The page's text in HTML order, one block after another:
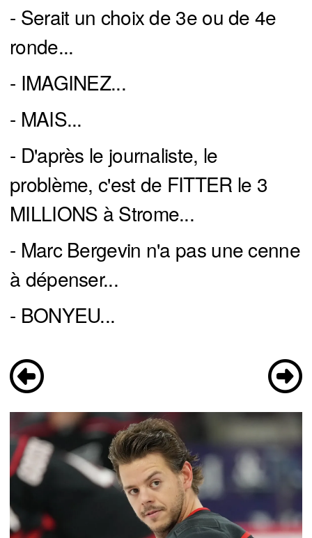
- Serait un choix de 3e ou de 4e
ronde...
- IMAGINEZ...
- MAIS...
- D'après le journaliste, le
problème, c'est de FITTER le 3
MILLIONS à Strome...
- Marc Bergevin n'a pas une cenne
à dépenser...
- BONYEU...